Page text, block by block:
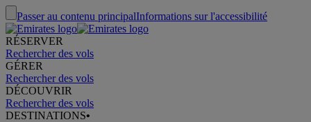
Passer au contenu principalInformations sur l'accessibilité
RÉSERVER
Rechercher des vols
GÉRER
Rechercher des vols
DÉCOUVRIR
Rechercher des vols
DESTINATIONS•